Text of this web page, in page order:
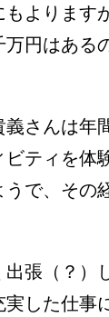
よります
万円はある
義さんは年
ビティを体
うで、その
出張（？）
実した仕事